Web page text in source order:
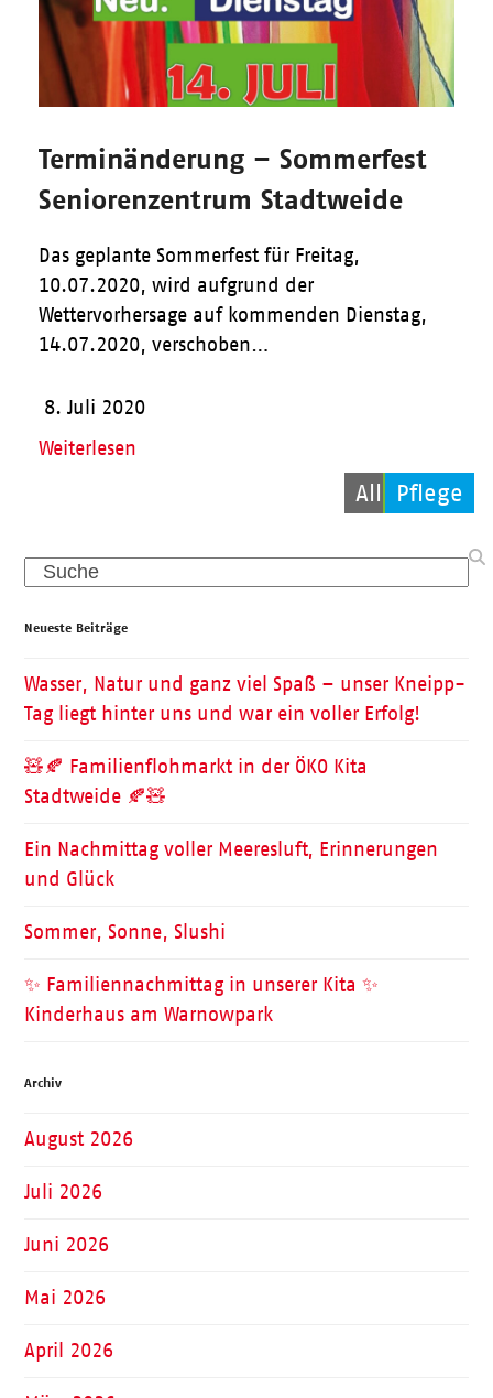
Allgemein
Kinder
Pflege
Terminänderung – Sommerfest
Seniorenzentrum Stadtweide
Das geplante Sommerfest für Freitag,
10.07.2020, wird aufgrund der
Wettervorhersage auf kommenden Dienstag,
14.07.2020, verschoben…
8. Juli 2020
Weiterlesen
Search
Neueste Beiträge
Wasser, Natur und ganz viel Spaß – unser Kneipp-
Tag liegt hinter uns und war ein voller Erfolg!
🧸🍂 Familienflohmarkt in der ÖKO Kita
Stadtweide 🍂🧸
Ein Nachmittag voller Meeresluft, Erinnerungen
und Glück
Sommer, Sonne, Slushi
✨ Familiennachmittag in unserer Kita ✨
Kinderhaus am Warnowpark
Archiv
August 2026
Juli 2026
Juni 2026
Mai 2026
April 2026